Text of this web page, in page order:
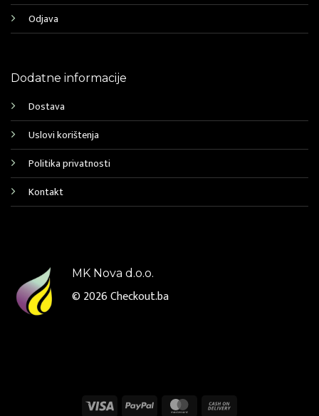
Odjava
Dodatne informacije
Dostava
Uslovi korištenja
Politika privatnosti
Kontakt
MK Nova d.o.o.
© 2026Checkout.ba